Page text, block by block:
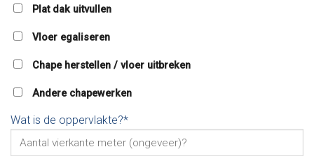
Plat dak uitvullen
Vloer egaliseren
Chape herstellen / vloer uitbreken
Andere chapewerken
Wat is de oppervlakte?*